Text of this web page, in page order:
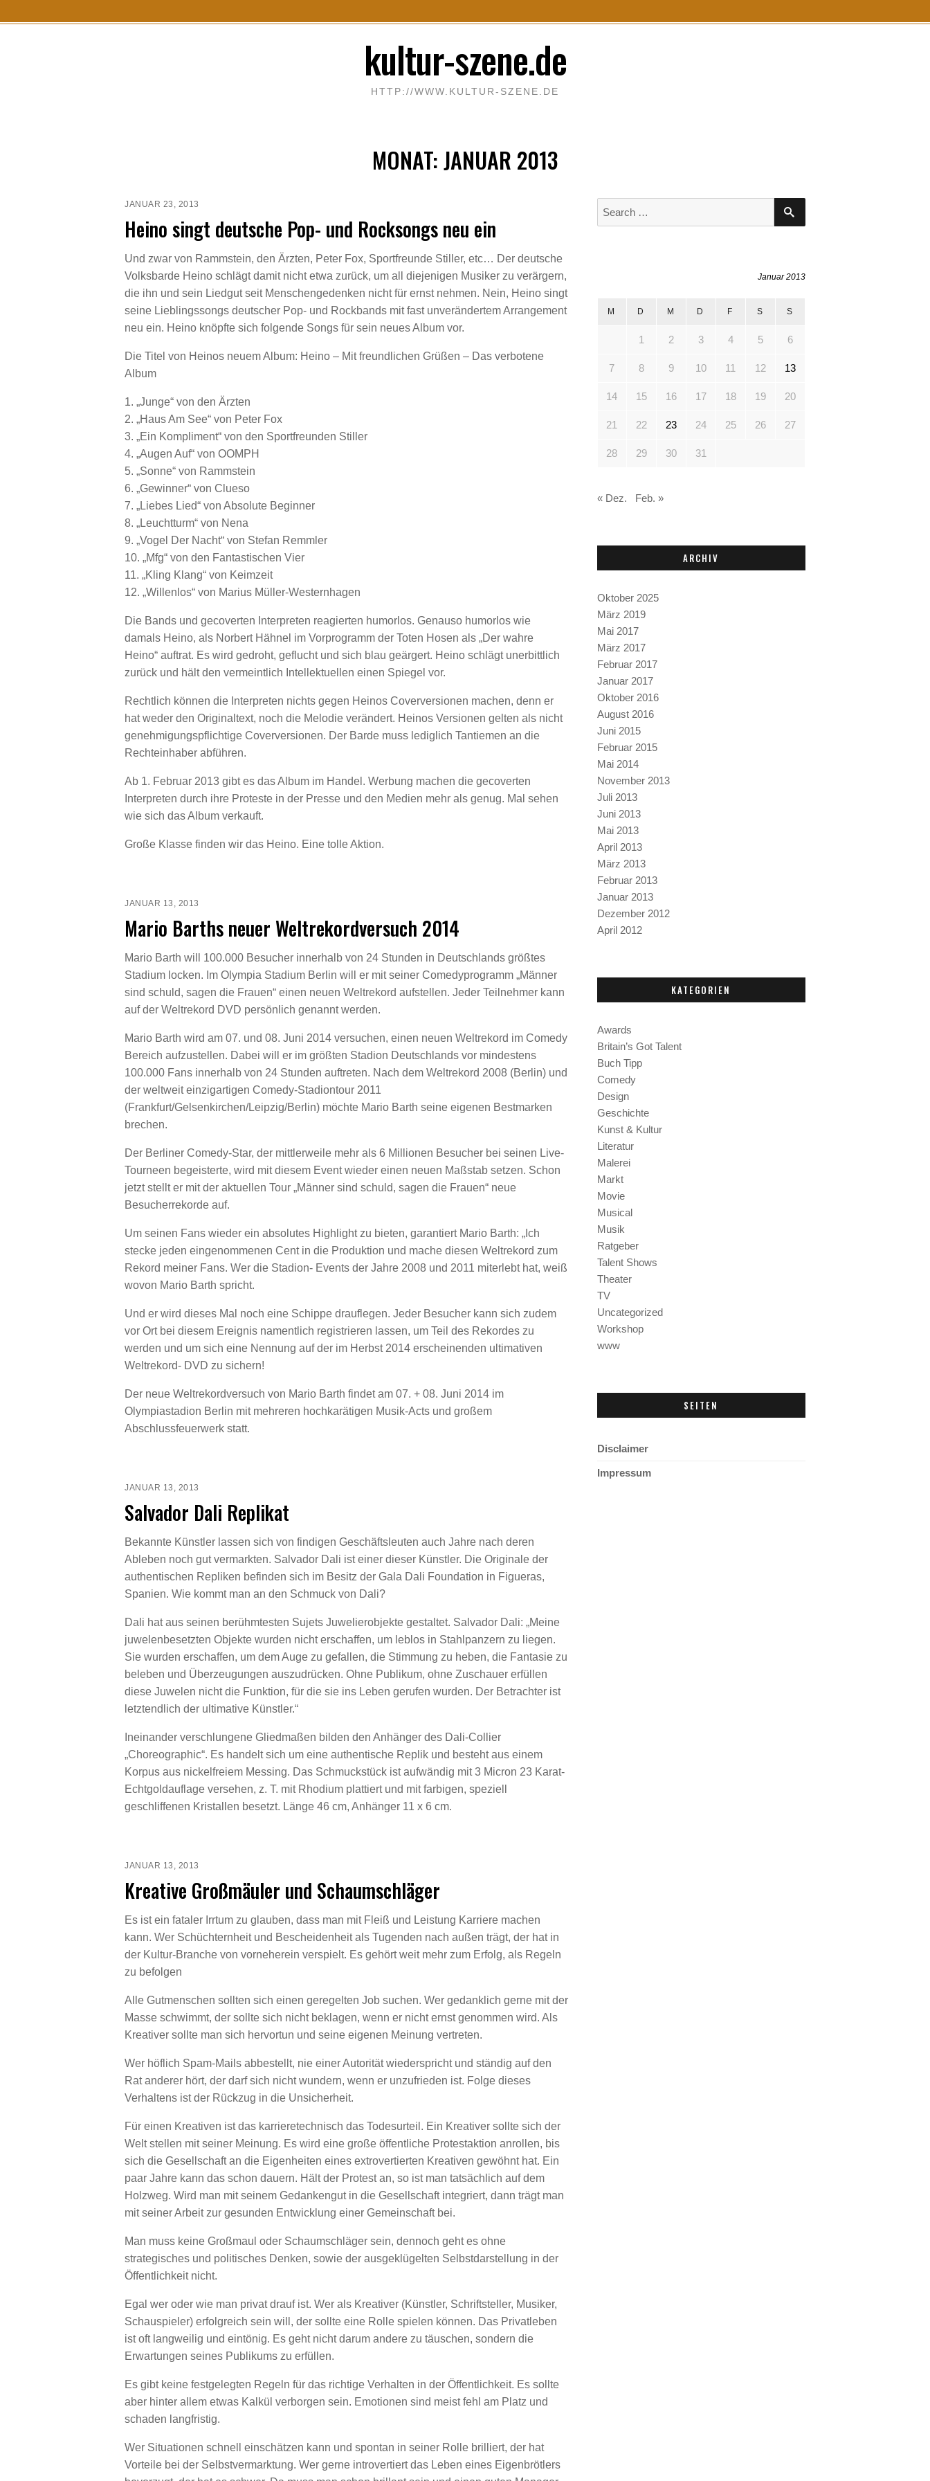
kultur-szene.de
HTTP://WWW.KULTUR-SZENE.DE
MONAT:JANUAR 2013
JANUAR 23, 2013
Heino singt deutsche Pop- und Rocksongs neu ein
Und zwar von Rammstein, den Ärzten, Peter Fox, Sportfreunde Stiller, etc… Der deutsche
Volksbarde Heino schlägt damit nicht etwa zurück, um all diejenigen Musiker zu verärgern,
die ihn und sein Liedgut seit Menschengedenken nicht für ernst nehmen. Nein, Heino singt
seine Lieblingssongs deutscher Pop- und Rockbands mit fast unverändertem Arrangement
neu ein. Heino knöpfte sich folgende Songs für sein neues Album vor.
Die Titel von Heinos neuem Album: Heino – Mit freundlichen Grüßen – Das verbotene
Album
1. „Junge“ von den Ärzten
2. „Haus Am See“ von Peter Fox
3. „Ein Kompliment“ von den Sportfreunden Stiller
4. „Augen Auf“ von OOMPH
5. „Sonne“ von Rammstein
6. „Gewinner“ von Clueso
7. „Liebes Lied“ von Absolute Beginner
8. „Leuchtturm“ von Nena
9. „Vogel Der Nacht“ von Stefan Remmler
10. „Mfg“ von den Fantastischen Vier
11. „Kling Klang“ von Keimzeit
12. „Willenlos“ von Marius Müller-Westernhagen
Die Bands und gecoverten Interpreten reagierten humorlos. Genauso humorlos wie
damals Heino, als Norbert Hähnel im Vorprogramm der Toten Hosen als „Der wahre
Heino“ auftrat. Es wird gedroht, geflucht und sich blau geärgert. Heino schlägt unerbittlich
zurück und hält den vermeintlich Intellektuellen einen Spiegel vor.
Rechtlich können die Interpreten nichts gegen Heinos Coverversionen machen, denn er
hat weder den Originaltext, noch die Melodie verändert. Heinos Versionen gelten als nicht
genehmigungspflichtige Coverversionen. Der Barde muss lediglich Tantiemen an die
Rechteinhaber abführen.
Ab 1. Februar 2013 gibt es das Album im Handel. Werbung machen die gecoverten
Interpreten durch ihre Proteste in der Presse und den Medien mehr als genug. Mal sehen
wie sich das Album verkauft.
Große Klasse finden wir das Heino. Eine tolle Aktion.
JANUAR 13, 2013
Mario Barths neuer Weltrekordversuch 2014
Mario Barth will 100.000 Besucher innerhalb von 24 Stunden in Deutschlands größtes
Stadium locken. Im Olympia Stadium Berlin will er mit seiner Comedyprogramm „Männer
sind schuld, sagen die Frauen“ einen neuen Weltrekord aufstellen. Jeder Teilnehmer kann
auf der Weltrekord DVD persönlich genannt werden.
Mario Barth wird am 07. und 08. Juni 2014 versuchen, einen neuen Weltrekord im Comedy
Bereich aufzustellen. Dabei will er im größten Stadion Deutschlands vor mindestens
100.000 Fans innerhalb von 24 Stunden auftreten. Nach dem Weltrekord 2008 (Berlin) und
der weltweit einzigartigen Comedy-Stadiontour 2011
(Frankfurt/Gelsenkirchen/Leipzig/Berlin) möchte Mario Barth seine eigenen Bestmarken
brechen.
Der Berliner Comedy-Star, der mittlerweile mehr als 6 Millionen Besucher bei seinen Live-
Tourneen begeisterte, wird mit diesem Event wieder einen neuen Maßstab setzen. Schon
jetzt stellt er mit der aktuellen Tour „Männer sind schuld, sagen die Frauen“ neue
Besucherrekorde auf.
Um seinen Fans wieder ein absolutes Highlight zu bieten, garantiert Mario Barth: „Ich
stecke jeden eingenommenen Cent in die Produktion und mache diesen Weltrekord zum
Rekord meiner Fans. Wer die Stadion- Events der Jahre 2008 und 2011 miterlebt hat, weiß
wovon Mario Barth spricht.
Und er wird dieses Mal noch eine Schippe drauflegen. Jeder Besucher kann sich zudem
vor Ort bei diesem Ereignis namentlich registrieren lassen, um Teil des Rekordes zu
werden und um sich eine Nennung auf der im Herbst 2014 erscheinenden ultimativen
Weltrekord- DVD zu sichern!
Der neue Weltrekordversuch von Mario Barth findet am 07. + 08. Juni 2014 im
Olympiastadion Berlin mit mehreren hochkarätigen Musik-Acts und großem
Abschlussfeuerwerk statt.
JANUAR 13, 2013
Salvador Dali Replikat
Bekannte Künstler lassen sich von findigen Geschäftsleuten auch Jahre nach deren
Ableben noch gut vermarkten. Salvador Dali ist einer dieser Künstler. Die Originale der
authentischen Repliken befinden sich im Besitz der Gala Dali Foundation in Figueras,
Spanien. Wie kommt man an den Schmuck von Dali?
Dali hat aus seinen berühmtesten Sujets Juwelierobjekte gestaltet. Salvador Dali: „Meine
juwelenbesetzten Objekte wurden nicht erschaffen, um leblos in Stahlpanzern zu liegen.
Sie wurden erschaffen, um dem Auge zu gefallen, die Stimmung zu heben, die Fantasie zu
beleben und Überzeugungen auszudrücken. Ohne Publikum, ohne Zuschauer erfüllen
diese Juwelen nicht die Funktion, für die sie ins Leben gerufen wurden. Der Betrachter ist
letztendlich der ultimative Künstler.“
Ineinander verschlungene Gliedmaßen bilden den Anhänger des Dali-Collier
„Choreographic“. Es handelt sich um eine authentische Replik und besteht aus einem
Korpus aus nickelfreiem Messing. Das Schmuckstück ist aufwändig mit 3 Micron 23 Karat-
Echtgoldauflage versehen, z. T. mit Rhodium plattiert und mit farbigen, speziell
geschliffenen Kristallen besetzt. Länge 46 cm, Anhänger 11 x 6 cm.
JANUAR 13, 2013
Kreative Großmäuler und Schaumschläger
Es ist ein fataler Irrtum zu glauben, dass man mit Fleiß und Leistung Karriere machen
kann. Wer Schüchternheit und Bescheidenheit als Tugenden nach außen trägt, der hat in
der Kultur-Branche von vorneherein verspielt. Es gehört weit mehr zum Erfolg, als Regeln
zu befolgen
Alle Gutmenschen sollten sich einen geregelten Job suchen. Wer gedanklich gerne mit der
Masse schwimmt, der sollte sich nicht beklagen, wenn er nicht ernst genommen wird. Als
Kreativer sollte man sich hervortun und seine eigenen Meinung vertreten.
Wer höflich Spam-Mails abbestellt, nie einer Autorität wiederspricht und ständig auf den
Rat anderer hört, der darf sich nicht wundern, wenn er unzufrieden ist. Folge dieses
Verhaltens ist der Rückzug in die Unsicherheit.
Für einen Kreativen ist das karrieretechnisch das Todesurteil. Ein Kreativer sollte sich der
Welt stellen mit seiner Meinung. Es wird eine große öffentliche Protestaktion anrollen, bis
sich die Gesellschaft an die Eigenheiten eines extrovertierten Kreativen gewöhnt hat. Ein
paar Jahre kann das schon dauern. Hält der Protest an, so ist man tatsächlich auf dem
Holzweg. Wird man mit seinem Gedankengut in die Gesellschaft integriert, dann trägt man
mit seiner Arbeit zur gesunden Entwicklung einer Gemeinschaft bei.
Man muss keine Großmaul oder Schaumschläger sein, dennoch geht es ohne
strategisches und politisches Denken, sowie der ausgeklügelten Selbstdarstellung in der
Öffentlichkeit nicht.
Egal wer oder wie man privat drauf ist. Wer als Kreativer (Künstler, Schriftsteller, Musiker,
Schauspieler) erfolgreich sein will, der sollte eine Rolle spielen können. Das Privatleben
ist oft langweilig und eintönig. Es geht nicht darum andere zu täuschen, sondern die
Erwartungen seines Publikums zu erfüllen.
Es gibt keine festgelegten Regeln für das richtige Verhalten in der Öffentlichkeit. Es sollte
aber hinter allem etwas Kalkül verborgen sein. Emotionen sind meist fehl am Platz und
schaden langfristig.
Wer Situationen schnell einschätzen kann und spontan in seiner Rolle brilliert, der hat
Vorteile bei der Selbstvermarktung. Wer gerne introvertiert das Leben eines Eigenbrötlers
S
Januar 2013
M D M D F S S
1 2 3 4 5 6
7 8 9 10 11 12 13
14 15 16 17 18 19 20
21 22 23 24 25 26 27
28 29 30 31
« Dez. Feb. »
ARCHIV
Oktober 2025
März 2019
Mai 2017
März 2017
Februar 2017
Januar 2017
Oktober 2016
August 2016
Juni 2015
Februar 2015
Mai 2014
November 2013
Juli 2013
Juni 2013
Mai 2013
April 2013
März 2013
Februar 2013
Januar 2013
Dezember 2012
April 2012
KATEGORIEN
Awards
Britain’s Got Talent
Buch Tipp
Comedy
Design
Geschichte
Kunst & Kultur
Literatur
Malerei
Markt
Movie
Musical
Musik
Ratgeber
Talent Shows
Theater
TV
Uncategorized
Workshop
www
SEITEN
Disclaimer
Impressum